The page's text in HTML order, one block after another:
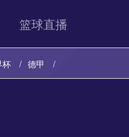
篮球直播
杯 德甲